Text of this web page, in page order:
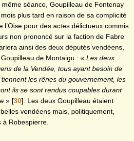
séance, Goupilleau de Fontenay
plus tard en raison de sa complicité
l’Oise pour des actes délictueux commis
non prononcé sur la faction de Fabre
ainsi des deux députés vendéens,
de Montaigu : « Les deux
de la Vendée, tous ayant besoin de
les rênes du gouvernement, les
ils se sont rendus coupables durant
» [30] . Les deux Goupilleau étaient
vendéens mais, politiquement,
Robespierre.